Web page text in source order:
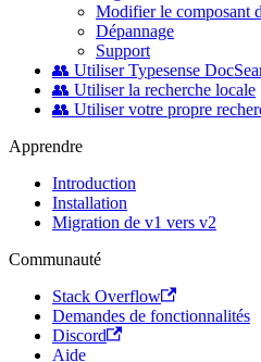
Modifier le composant
Dépannage
Support
👥 Utiliser Typesense
👥 Utiliser la recherche locale
👥 Utiliser votre propre
Apprendre
Introduction
Installation
Migration de v1 vers v2
Communauté
Stack Overflow
Demandes de fonctionnalités
Discord
Aide